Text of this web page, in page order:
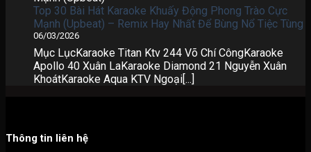
Top 30 Bài Hát Karaoke Khuấy Động Phong Trào Cực
Mạnh (Upbeat) – Remix Hay Nhất Để Bùng Nổ Tiệc Tùng
06/03/2026
Mục LụcKaraoke Titan Ktv 244 Võ Chí CôngKaraoke
Apollo 40 Xuân LaKaraoke Diamond 21 Nguyễn Xuân
KhoátKaraoke Aqua KTV Ngoại[...]
Thông tin liên hệ